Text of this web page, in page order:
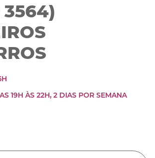
3564)
19H ÀS 22H, 2 DIAS POR SEMANA